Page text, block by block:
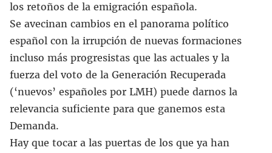
los retoños de la emigración española.
Se avecinan cambios en el panorama político
español con la irrupción de nuevas formaciones
incluso más progresistas que las actuales y la
fuerza del voto de la Generación Recuperada
(‘nuevos’ españoles por LMH) puede darnos la
relevancia suficiente para que ganemos esta
Demanda.
Hay que tocar a las puertas de los que ya han